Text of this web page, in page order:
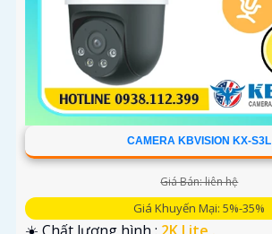
CAMERA KBVISION KX-S3L
Giá Bán: liên hệ
Giá Khuyến Mại: 5%-35%